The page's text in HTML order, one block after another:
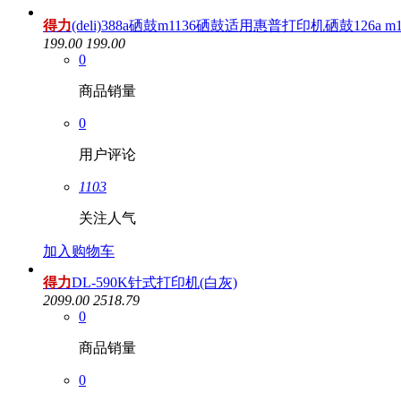
得力(deli)388a硒鼓m1136硒鼓适用惠普打印机硒鼓126a
199.00 199.00
0
商品销量
0
用户评论
1103
关注人气
加入购物车
得力DL-590K针式打印机(白灰)
2099.00 2518.79
0
商品销量
0